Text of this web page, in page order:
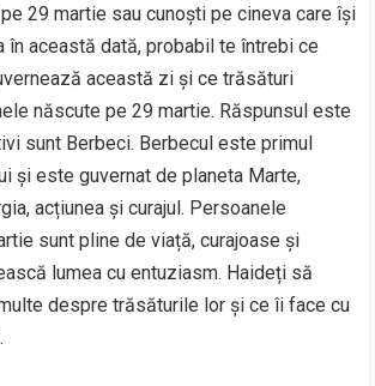
29 martie sau cunoști pe cineva care își
în această dată, probabil te întrebi ce
această zi și ce trăsături
născute pe 29 martie. Răspunsul este
sunt Berbeci. Berbecul este primul
și este guvernat de planeta Marte,
acțiunea și curajul. Persoanele
sunt pline de viață, curajoase și
lumea cu entuziasm. Haideți să
despre trăsăturile lor și ce îi face cu